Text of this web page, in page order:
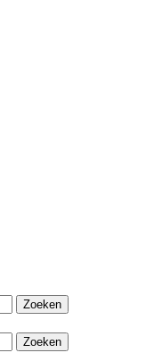
Zoeken
Zoeken